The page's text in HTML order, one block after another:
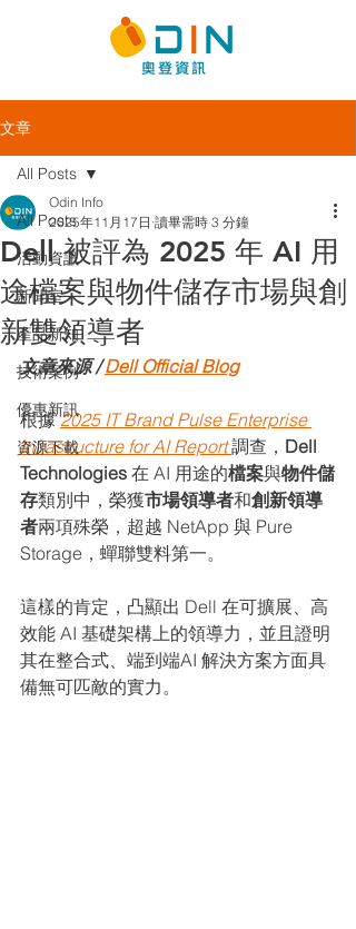
文章
All Posts
活動資訊
新聞室
產品新知
技術案例
優惠新訊
資源下載
All Posts
Dell 被評為 2025 年 AI 用
途檔案與物件儲存市場與創
新雙領導者
Odin Info
2025年11月17日 讀畢需時 3 分鐘
文章來源 / Dell Official Blog
根據 2025 IT Brand Pulse Enterprise
Infrastructure for AI Report 調查， Dell
Technologies 在 AI 用途的檔案與物件儲
存類別中，榮獲市場領導者和創新領導
者兩項殊榮，超越 NetApp 與 Pure
Storage，蟬聯雙料第一。
這樣的肯定，凸顯出 Dell 在可擴展、高
效能 AI 基礎架構上的領導力，並且證明
其在整合式、端到端AI 解決方案方面具
備無可匹敵的實力。